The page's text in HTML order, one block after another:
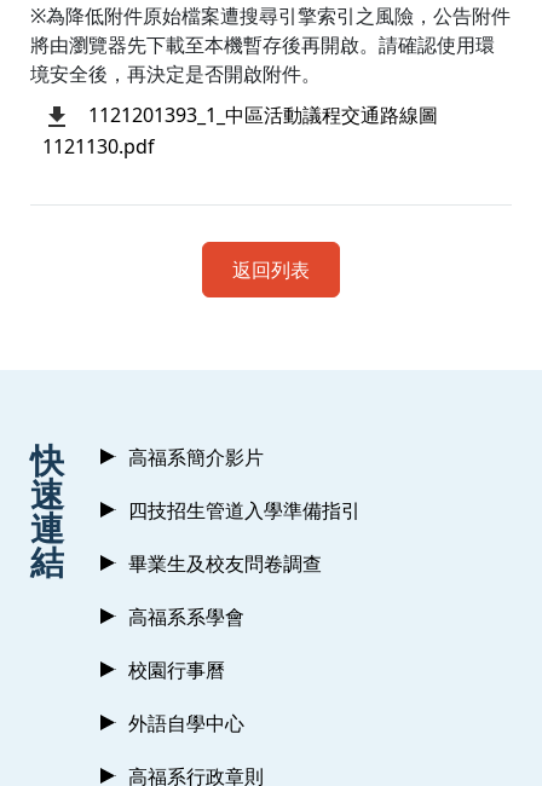
※為降低附件原始檔案遭搜尋引擎索引之風險，公告附件
將由瀏覽器先下載至本機暫存後再開啟。請確認使用環
境安全後，再決定是否開啟附件。
1121201393_1_中區活動議程交通路線圖
1121130.pdf
返回列表
快
速
連
結
高福系簡介影片
四技招生管道入學準備指引
畢業生及校友問卷調查
高福系系學會
校園行事曆
外語自學中心
高福系行政章則